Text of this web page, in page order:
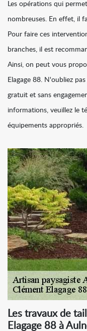
Les opérations qui
nombreuses. En effet, il
Pour faire ces
branches, il est
Ainsi, on peut vous
Elagage 88. N'oubliez
gratuit et sans
informations, veuillez le
équipements appropriés.
Les travaux de
Elagage 88 à